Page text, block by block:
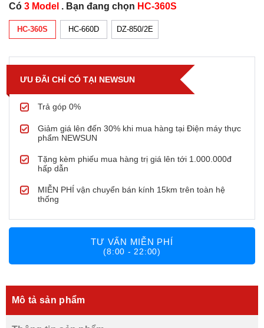
Có 3 Model . Bạn đang chọn HC-360S
HC-360S HC-660D DZ-850/2E
ƯU ĐÃI CHỈ CÓ TẠI NEWSUN
Trả góp 0%
Giảm giá lên đến 30% khi mua hàng tại Điện máy thực
phẩm NEWSUN
Tặng kèm phiếu mua hàng trị giá lên tới 1.000.000đ
hấp dẫn
MIỄN PHÍ vận chuyển bán kính 15km trên toàn hệ
thống
TƯ VẤN MIỄN PHÍ
(8:00 - 22:00)
Mô tả sản phẩm